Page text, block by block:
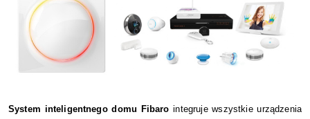
System inteligentnego domu Fibaro integruje wszystkie urządzenia